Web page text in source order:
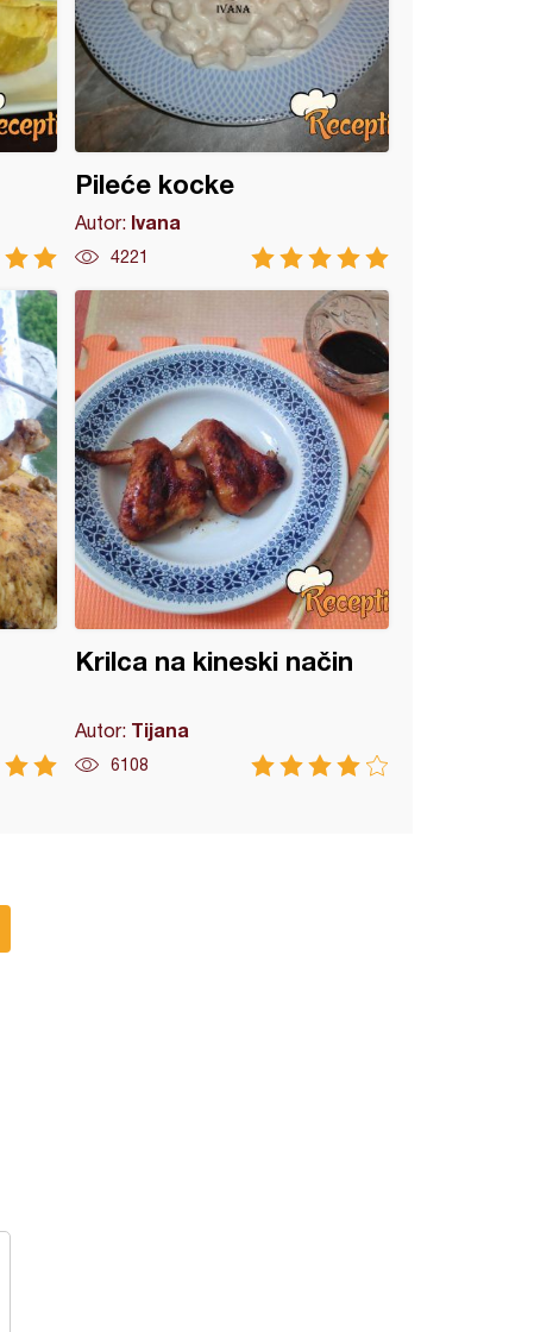
Pileće kocke
Autor: Ivana
4221
Krilca na kineski način
Autor: Tijana
6108